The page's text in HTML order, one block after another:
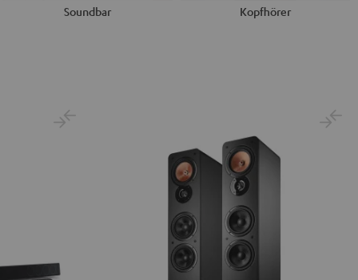
Soundbar Kopfhörer